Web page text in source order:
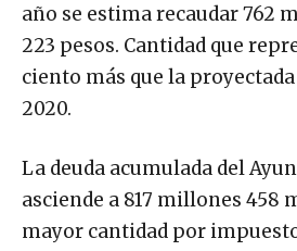
año se estima recaudar 762
223 pesos. Cantidad que
ciento más que la
2020.
La deuda acumulada del
asciende a 817 millones 458
mayor cantidad por